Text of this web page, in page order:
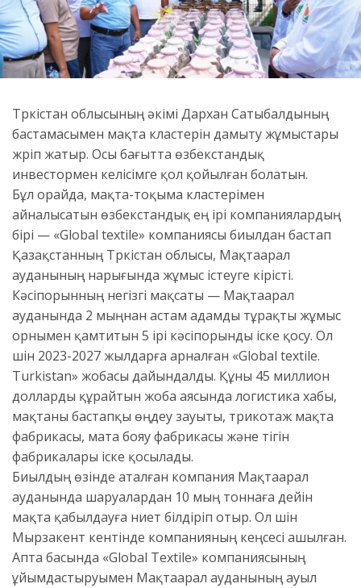
Түркістан облысының әкімі Дархан Сатыбалдының
бастамасымен мақта кластерін дамыту жұмыстары
жүріп жатыр. Осы бағытта өзбекстандық
инвестормен келісімге қол қойылған болатын.
Бұл орайда, мақта-тоқыма кластерімен
айналысатын өзбекстандық ең ірі компаниялардың
бірі — «Global textile» компаниясы биылдан бастап
Қазақстанның Түркістан облысы, Мақтаарал
ауданының нарығында жұмыс істеуге кірісті.
Кәсіпорынның негізгі мақсаты — Мақтаарал
ауданында 2 мыңнан астам адамды тұрақты жұмыс
орнымен қамтитын 5 ірі кәсіпорынды іске қосу. Ол
үшін 2023-2027 жылдарға арналған «Global textile.
Turkistan» жобасы дайындалды. Құны 45 миллион
долларды құрайтын жоба аясында логистика хабы,
мақтаны бастапқы өңдеу зауыты, трикотаж мақта
фабрикасы, мата бояу фабрикасы және тігін
фабрикалары іске қосылады.
Биылдың өзінде аталған компания Мақтаарал
ауданында шаруалардан 10 мың тоннаға дейін
мақта қабылдауға ниет білдіріп отыр. Ол үшін
Мырзакент кентінде компанияның кеңсесі ашылған.
Апта басында «Global Textile» компаниясының
ұйымдастыруымен Мақтаарал ауданының ауыл